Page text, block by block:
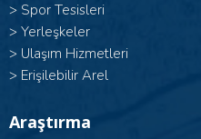
> Spor Tesisleri
> Yerleşkeler
> Ulaşım Hizmetleri
> Erişilebilir Arel
Araştırma